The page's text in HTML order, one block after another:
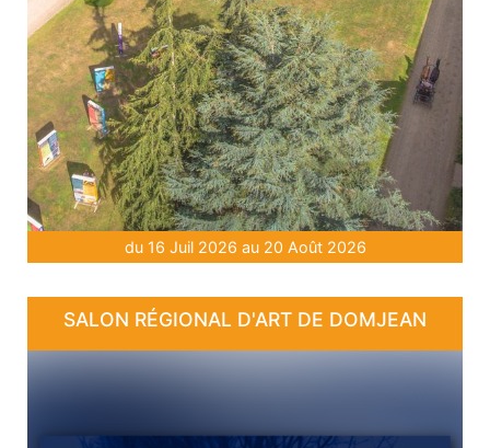
du 16 Juil 2026 au 20 Août 2026
SALON RÉGIONAL D'ART DE DOMJEAN